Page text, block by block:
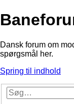
Dansk forum om
spørgsmål her.
Spring til indhold